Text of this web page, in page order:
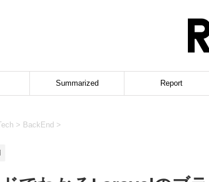
Summarized Report
> BackEnd >